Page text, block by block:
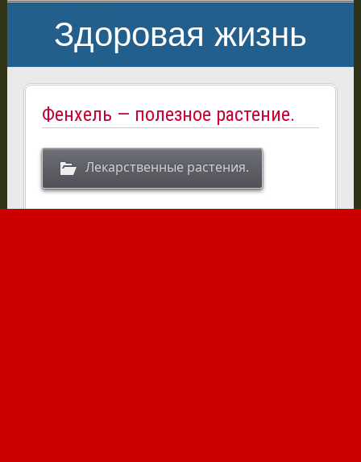
Здоровая жизнь
Фенхель — полезное растение.
Лекарственные растения.